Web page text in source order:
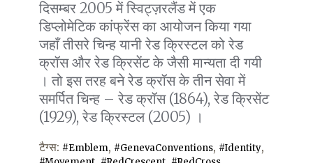
दिसम्बर 2005 में स्विट्ज़रलैंड में एक
डिप्लोमेटिक कांफ्रेंस का आयोजन किया गया
जहाँ तीसरे चिन्ह यानी रेड क्रिस्टल को रेड
क्रॉस और रेड क्रिसेंट के जैसी मान्यता दी गयी
। तो इस तरह बने रेड क्रॉस के तीन सेवा में
समर्पित चिन्ह – रेड क्रॉस (1864), रेड क्रिसेंट
(1929), रेड क्रिस्टल (2005) ।
टैग्स: #Emblem, #GenevaConventions, #Identity,